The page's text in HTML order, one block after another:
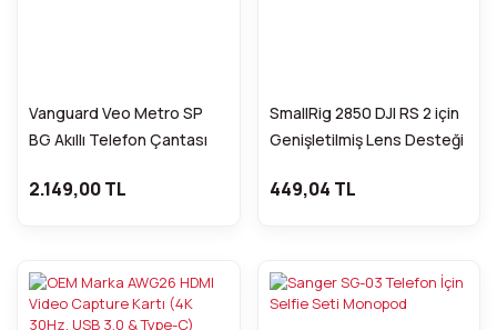
Vanguard Veo Metro SP
BG Akıllı Telefon Çantası
2.149,00 TL
SmallRig 2850 DJI RS 2 için
Genişletilmiş Lens Desteği
449,04 TL